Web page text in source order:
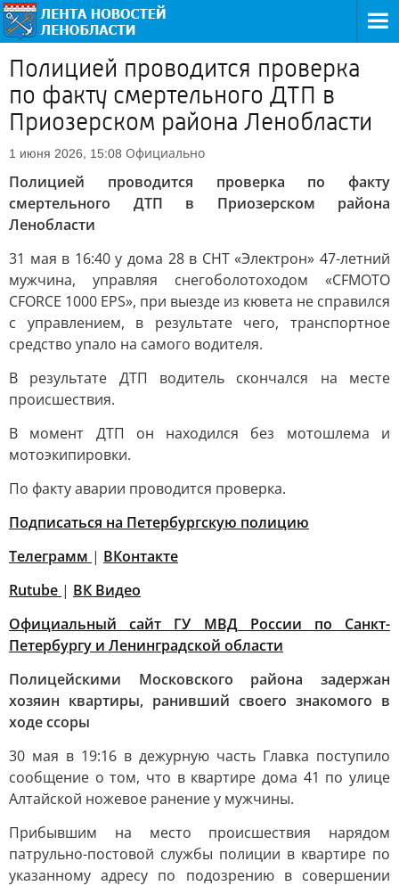
Полицией проводится проверка
по факту смертельного ДТП в
Приозерском района Ленобласти
1 июня 2026, 15:08 Официально
Полицией проводится проверка по факту
смертельного ДТП в Приозерском района
Ленобласти
31 мая в 16:40 у дома 28 в СНТ «Электрон» 47-летний
мужчина, управляя снегоболотоходом «CFMOTO
CFORCE 1000 EPS», при выезде из кювета не справился
с управлением, в результате чего, транспортное
средство упало на самого водителя.
В результате ДТП водитель скончался на месте
происшествия.
В момент ДТП он находился без мотошлема и
мотоэкипировки.
По факту аварии проводится проверка.
Подписаться на Петербургскую полицию
Телеграмм | ВКонтакте
Rutube | ВК Видео
Официальный сайт ГУ МВД России по Санкт-
Петербургу и Ленинградской области
Полицейскими Московского района задержан
хозяин квартиры, ранивший своего знакомого в
ходе ссоры
30 мая в 19:16 в дежурную часть Главка поступило
сообщение о том, что в квартире дома 41 по улице
Алтайской ножевое ранение у мужчины.
Прибывшим на место происшествия нарядом
патрульно-постовой службы полиции в квартире по
указанному адресу по подозрению в совершении